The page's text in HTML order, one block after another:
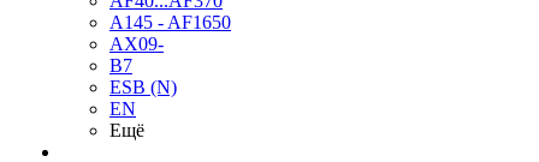
A145 - AF1650
AX09-
B7
ESB (N)
EN
Ещё